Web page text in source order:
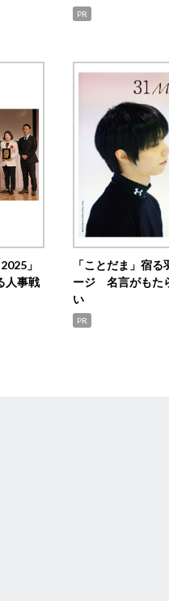
PR
」
人事戦
「ことだま」宿
ージ 名言がもた
い
PR